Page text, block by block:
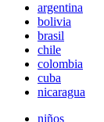
argentina
bolivia
brasil
chile
colombia
cuba
nicaragua
niños